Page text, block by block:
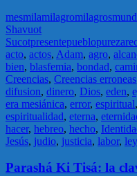
mesmilamilagromilagros
Shavuot
Sucotpresentepueblopureza
acto, actos, Adam, agro,
bien, blasfemia, bondad,
Creencias, Creencias erroneas
difusion, dinero, Dios, eden,
era mesiánica, error, espiritual,
espiritualidad, eterna,
hacer, hebreo, hecho,
Jesús, judio, justicia, labor, ley
Parashá Ki Tisá: la